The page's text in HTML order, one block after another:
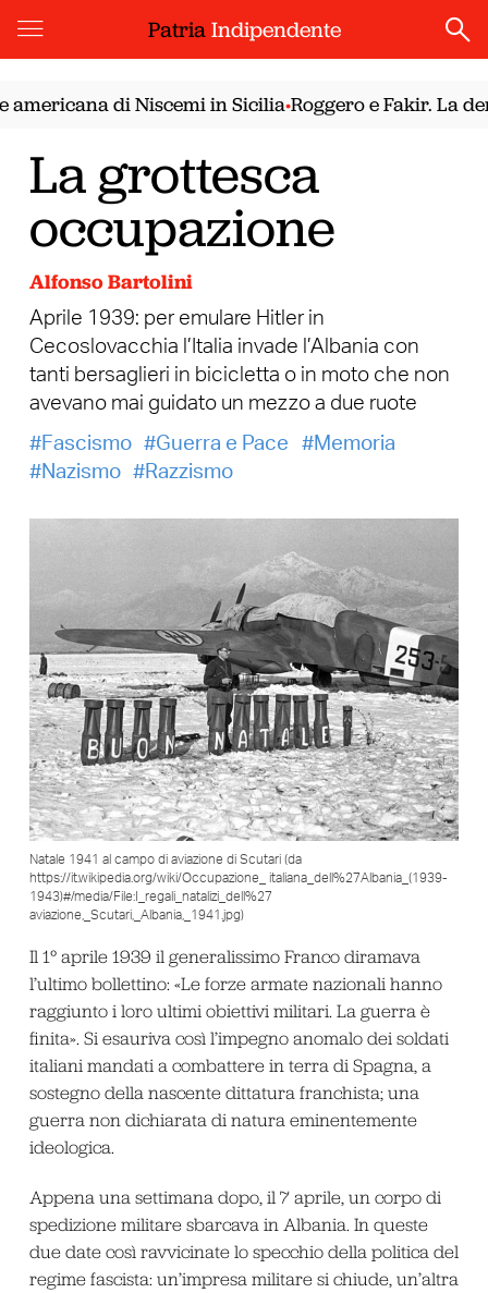
PatriaIndipendente
di Niscemi in Sicilia•Roggero e Fakir. La
La grottesca
occupazione
Alfonso Bartolini
Aprile 1939: per emulare Hitler in
Cecoslovacchia l’Italia invade l’Albania con
tanti bersaglieri in bicicletta o in moto che non
avevano mai guidato un mezzo a due ruote
Fascismo
Guerra e Pace
Memoria
Nazismo
Razzismo
Natale 1941 al campo di aviazione di Scutari (da
https://it.wikipedia.org/wiki/Occupazione_ italiana_dell%27Albania_(1939-
1943)#/media/File:I_regali_natalizi_dell%27
aviazione,_Scutari,_Albania,_1941.jpg)
Il 1° aprile 1939 il generalissimo Franco diramava
l’ultimo bollettino: «Le forze armate nazionali hanno
raggiunto i loro ultimi obiettivi militari. La guerra è
finita». Si esauriva così l’impegno anomalo dei soldati
italiani mandati a combattere in terra di Spagna, a
sostegno della nascente dittatura franchista; una
guerra non dichiarata di natura eminentemente
ideologica.
Appena una settimana dopo, il 7 aprile, un corpo di
spedizione militare sbarcava in Albania. In queste
due date così ravvicinate lo specchio della politica del
regime fascista: un’impresa militare si chiude, un’altra